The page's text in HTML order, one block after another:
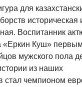
для
историческая
Воспитанник
«Еркин Куш»
мужского пола
из наших
стал чемпионом